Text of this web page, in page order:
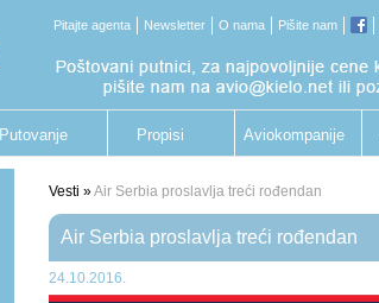
Pitajte agenta Newsletter O nama Pišite nam
Putovanje Propisi Aviokompanije
Vesti »Air Serbia proslavlja treći rođendan
Air Serbia proslavlja treći rođendan
24.10.2016.